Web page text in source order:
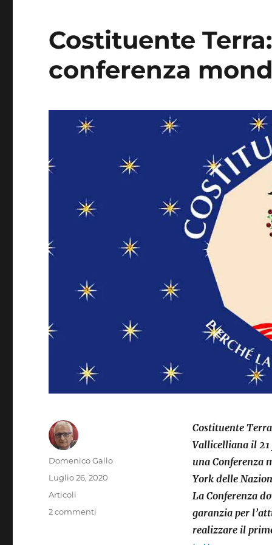
Costituente
conferenza
Costituente
Vallicelliana il 21
una Conferenza
York delle
La Conferenza
garanzia per
realizzare il
Autore
Domenico Gallo
Pubblicato
Luglio 26, 2020
Categorie
Articoli
2 commenti